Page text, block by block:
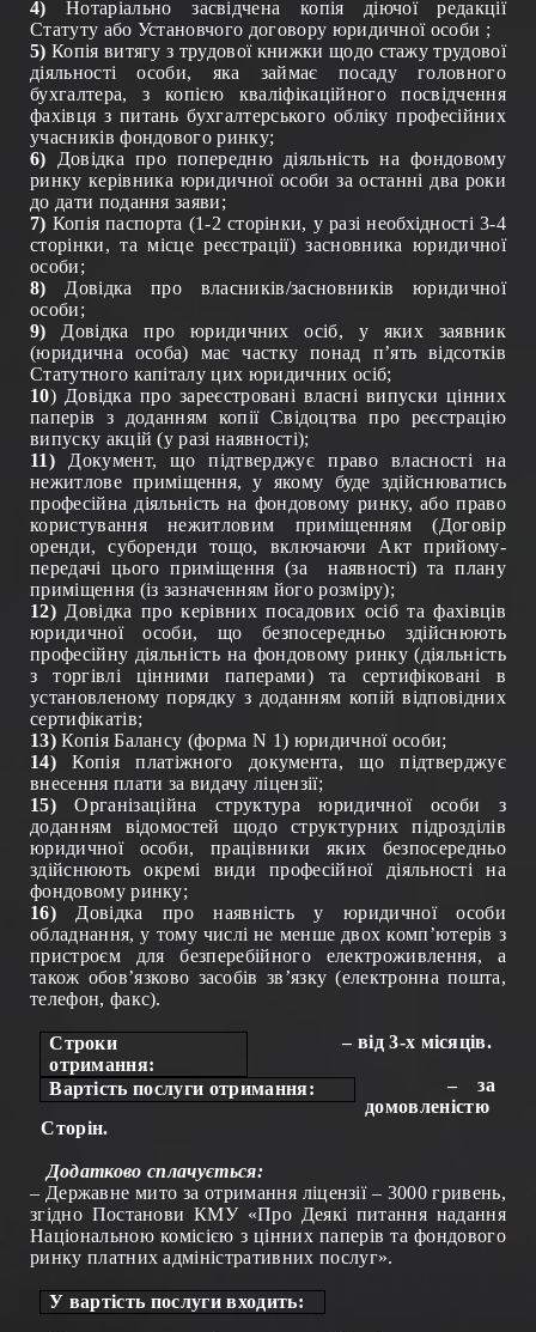
4)
Нотаріально засвідчена копія діючої редакції
Статуту або Установчого договору юридичної особи ;
5) Копія витягу з трудової книжки щодо стажу трудової
діяльності особи, яка займає посаду головного
бухгалтера, з копією кваліфікаційного посвідчення
фахівця з питань бухгалтерського обліку професійних
учасників фондового ринку;
6) Довідка про попередню діяльність на фондовому
ринку керівника юридичної особи за останні два роки
до дати подання заяви;
7) Копія паспорта (1-2 сторінки, у разі необхідності 3-4
сторінки, та місце реєстрації) засновника юридичної
особи;
8) Довідка про власників/засновників юридичної
особи;
9) Довідка про юридичних осіб, у яких заявник
(юридична особа) має частку понад п’ять відсотків
Статутного капіталу цих юридичних осіб;
10) Довідка про зареєстровані власні випуски цінних
паперів з доданням копії Свідоцтва про реєстрацію
випуску акцій (у разі наявності);
11)Документ, що підтверджує право власності на
нежитлове приміщення, у якому буде здійснюватись
професійна діяльність на фондовому ринку, або право
користування нежитловим приміщенням (Договір
оренди, суборенди тощо, включаючи Акт прийому-
передачі цього приміщення (за
наявності) та плану
приміщення (із зазначенням його розміру);
12) Довідка про керівних посадових осіб та фахівців
юридичної особи, що безпосередньо здійснюють
професійну діяльність на фондовому ринку (діяльність
з торгівлі цінними паперами) та сертифіковані в
установленому порядку з доданням копій відповідних
сертифікатів;
13)Копія Балансу (форма N 1) юридичної особи;
14)Копія платіжного документа, що підтверджує
внесення плати за видачу ліцензії;
15)Організаційна структура юридичної особи з
доданням відомостей щодо структурних підрозділів
юридичної особи, працівники яких безпосередньо
здійснюють окремі види професійної діяльності на
фондовому ринку;
16) Довідка про наявність у юридичної особи
обладнання, у тому числі не менше двох комп’ютерів з
пристроєм для безперебійного електроживлення, а
також обов’язково засобів зв’язку (електронна пошта,
телефон, факс).
Строки
отримання:
– від3-х місяців.
Вартість послуги отримання: –за
домовленістю
Сторін.
Додатково сплачується:
– Державне мито за отримання ліцензії – 3000 гривень,
згідно Постанови КМУ «Про Деякі питання надання
Національною комісією з цінних паперів та фондового
ринку платних адміністративних послуг».
У вартість послуги входить: